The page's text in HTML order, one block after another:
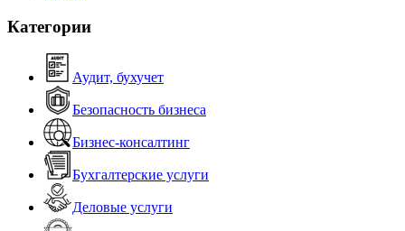
Категории
Аудит, бухучет
Безопасность бизнеса
Бизнес-консалтинг
Бухгалтерские услуги
Деловые услуги